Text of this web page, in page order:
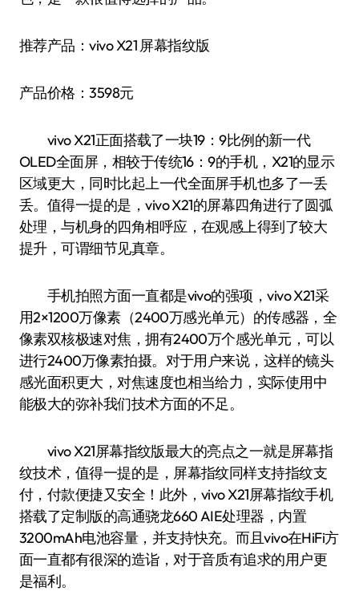
推荐产品：vivo X21 屏幕指纹版
产品价格：3598元
vivo X21正面搭载了一块19：9比例的新一代
OLED全面屏，相较于传统16：9的手机，X21的显示
区域更大，同时比起上一代全面屏手机也多了一丢
丢。值得一提的是，vivo X21的屏幕四角进行了圆弧
处理，与机身的四角相呼应，在观感上得到了较大
提升，可谓细节见真章。
手机拍照方面一直都是vivo的强项，vivo X21采
用2×1200万像素（2400万感光单元）的传感器，全
像素双核极速对焦，拥有2400万个感光单元，可以
进行2400万像素拍摄。对于用户来说，这样的镜头
感光面积更大，对焦速度也相当给力，实际使用中
能极大的弥补我们技术方面的不足。
vivo X21屏幕指纹版最大的亮点之一就是屏幕指
纹技术，值得一提的是，屏幕指纹同样支持指纹支
付，付款便捷又安全！此外，vivo X21屏幕指纹手机
搭载了定制版的高通骁龙660 AIE处理器，内置
3200mAh电池容量，并支持快充。而且vivo在HiFi方
面一直都有很深的造诣，对于音质有追求的用户更
是福利。